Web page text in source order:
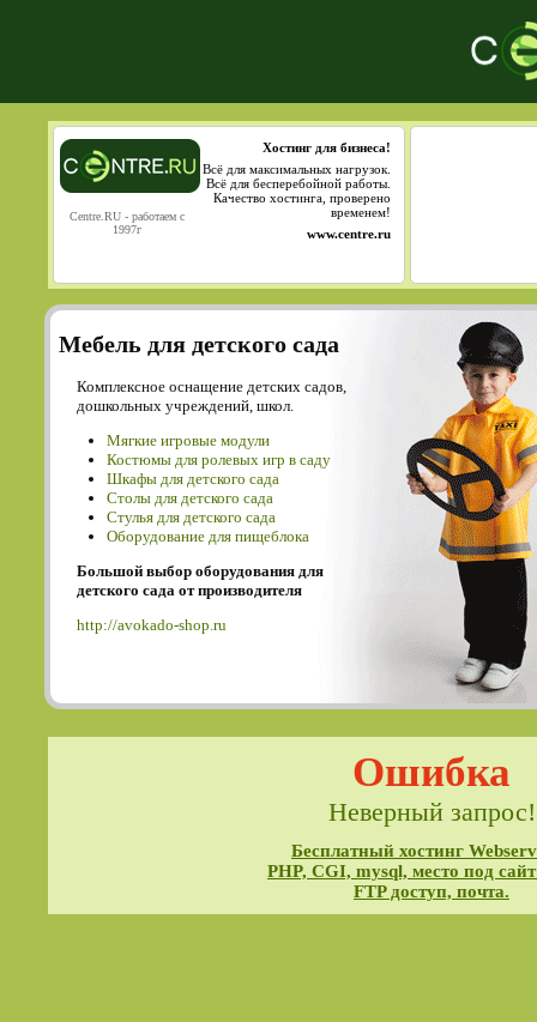
Centre.RU - работаем с
1997г
Хостинг для бизнеса!
Всё для максимальных нагрузок.
Всё для бесперебойной работы.
Качество хостинга, проверено
временем!
www.centre.ru
Мебель для детского сада
Комплексное оснащение детских садов,
дошкольных учреждений, школ.
Мягкие игровые модули
Костюмы для ролевых игр в саду
Шкафы для детского сада
Столы для детского сада
Cтулья для детского сада
Оборудование для пищеблока
Большой выбор оборудования для
детского сада от производителя
http://avokado-shop.ru
Ошибка
Неверный запрос!
Бесплатный хостинг
PHP, CGI, mysql, место под
FTP доступ, почта.